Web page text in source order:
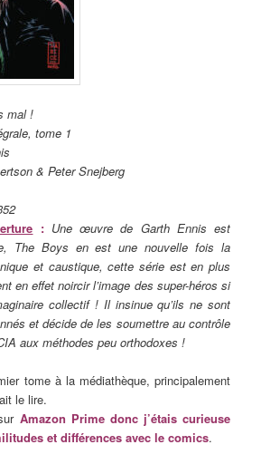
mal !
tome 1
& Peter Snejberg
: Une œuvre de Garth Ennis est
The Boys en est une nouvelle fois la
et caustique, cette série est en plus
en effet noircir l’image des super-héros si
collectif ! Il insinue qu’ils ne sont
et décide de les soumettre au contrôle
aux méthodes peu orthodoxes !
tome à la médiathèque, principalement
le lire.
Amazon Prime donc j’étais curieuse
et différences avec le comics.